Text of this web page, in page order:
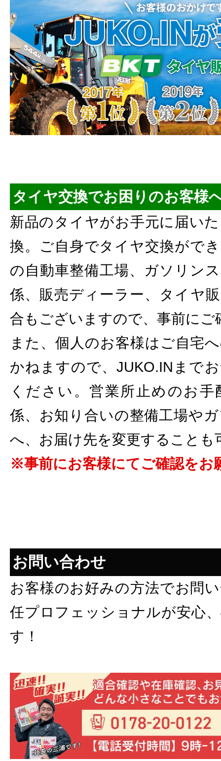
タイヤ交換でお困りのお客様
新品のタイヤがお手元に届い
換。ご自身でタイヤ交換がで
の自動車整備工場、ガソリン
係、販売ディーラー、タイヤ
合もございますので、事前にご
また、個人のお客様はご自宅
かねますので、JUKO.INまで
ください。営業所止めのお
係、お知り合いの整備工場や
へ、お届け先を変更することも
※事前にお客様にてご確認をお
お問い合わせ
お客様のお好みの方法でお問
任プロフェッショナルが安心
す！